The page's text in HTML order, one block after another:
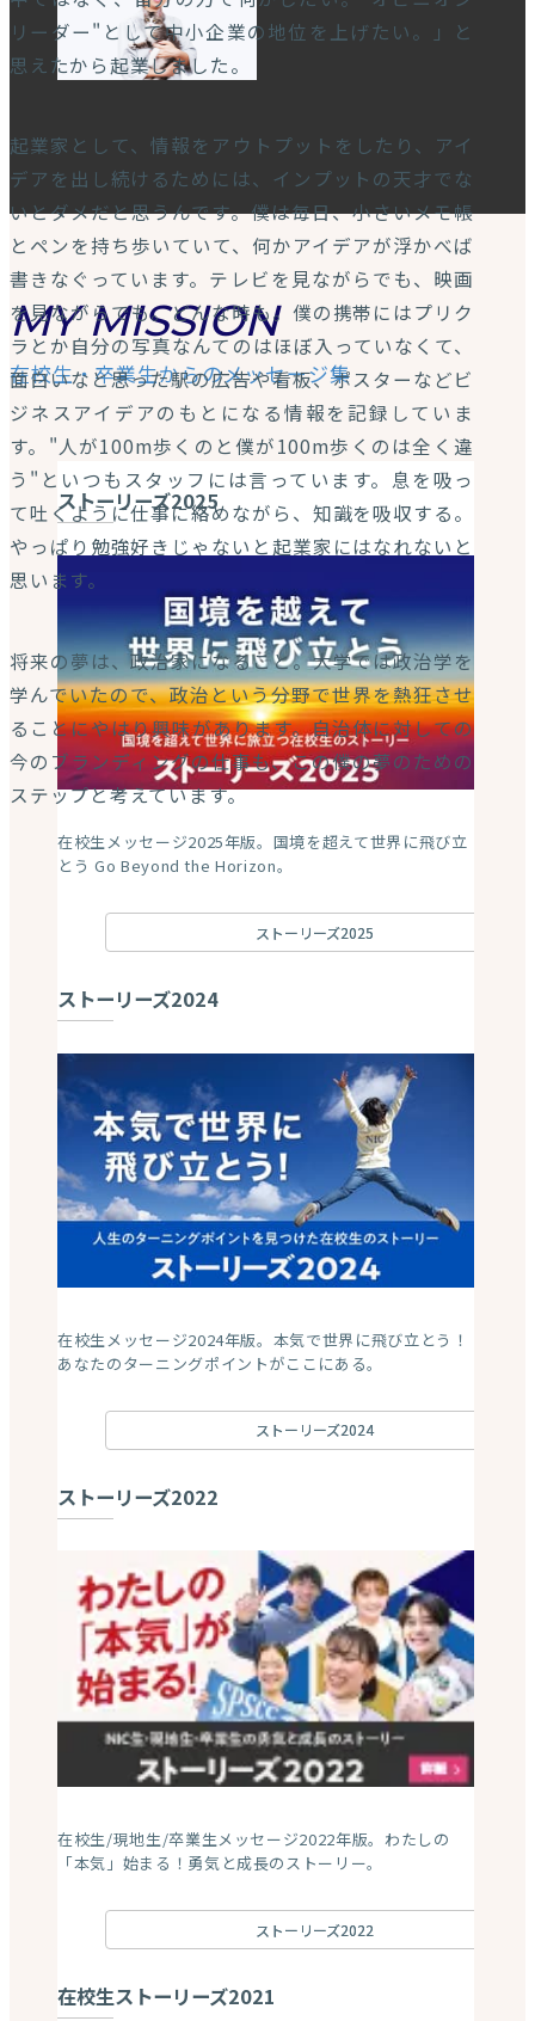
リーダー"として中小企業の地位を上げたい。」と
思えたから起業しました。
起業家として、情報をアウトプットをしたり、アイ
デアを出し続けるためには、インプットの天才でな
いとダメだと思うんです。僕は毎日、小さいメモ帳
とペンを持ち歩いていて、何かアイデアが浮かべば
書きなぐっています。テレビを見ながらでも、映画
を見ながらでも。どんな時も。僕の携帯にはプリク
ラとか自分の写真なんてのはほぼ入っていなくて、
面白いなと思った駅の広告や看板、ポスターなどビ
ジネスアイデアのもとになる情報を記録していま
す。"人が100m歩くのと僕が100m歩くのは全く違
う"といつもスタッフには言っています。息を吸っ
て吐くように仕事に絡めながら、知識を吸収する。
やっぱり勉強好きじゃないと起業家にはなれないと
思います。
将来の夢は、政治家になること。大学では政治学を
学んでいたので、政治という分野で世界を熱狂させ
ることにやはり興味があります。自治体に対しての
今のブランディングの仕事も、この僕の夢のための
ステップと考えています。
村尾 隆介さん
スターブランド株式会社 代表
萩生田 愛
AFRIKA ROSE（アフリカロー
ズ）代表
鈴木 亜衣里 さん
プロダンサー
武井 敦彦さん
Passion Sports Training 代表
磯野 史明さん
えいごのあき先生
川﨑 美苗さん
獣医師
MY MISSION
ストーリーズ2025